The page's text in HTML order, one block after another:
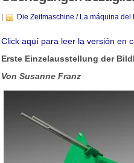
Die Zeitmaschine / La máquina del
Click aquí para leer la versión en
Erste Einzelausstellung der
Von Susanne Franz